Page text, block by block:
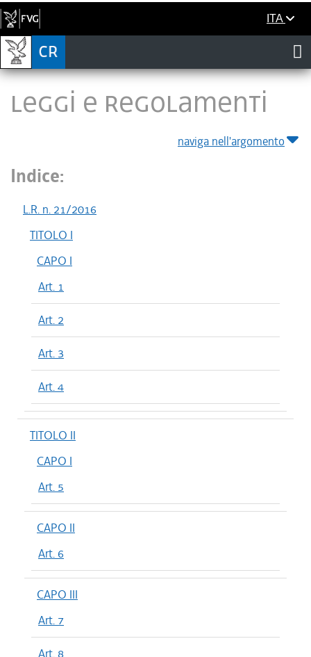
ITA
LEGGI E REGOLAMENTI
naviga nell'argomento
Indice:
L.R. n. 21/2016
TITOLO I
CAPO I
Art. 1
Art. 2
Art. 3
Art. 4
TITOLO II
CAPO I
Art. 5
CAPO II
Art. 6
CAPO III
Art. 7
Art. 8